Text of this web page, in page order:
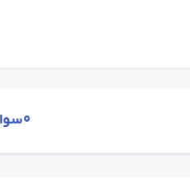
0سوال